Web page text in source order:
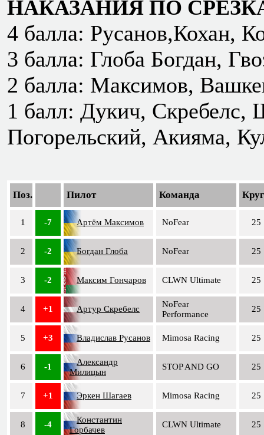
НАКАЗАНИЯ ПО
4 балла: Русанов,Кохан,
3 балла: Глоба Богдан,
2 балла: Максимов,
1 балл: Дукич, Скребелс,
Погорельский, Акияма,
Поз. Пилот Команда
1 -7 Артём Максимов NoFear 25
2 -2 Богдан Глоба NoFear 25
3 -2 Максим Гончаров CLWN Ultimate 25
4 +1 Артур Скребелс
NoFear
Performance
25
5 +3 Владислав Русанов Mimosa Racing 25
6 -1
Александр
Милицын
STOP AND GO 25
7 +1 Эркен Шагаев Mimosa Racing 25
8 -4
Константин
Горбачев
CLWN Ultimate 25